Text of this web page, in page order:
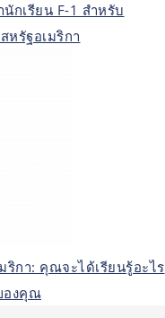
กเรียน F-1 สำหรับ
หรัฐอเมริกา
ริกา: คุณจะได้เรียนรู้อะไร
องคุณ